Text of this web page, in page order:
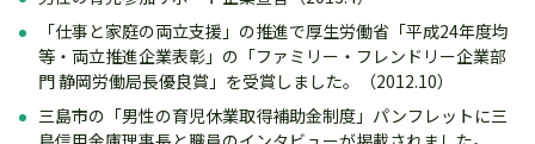
「仕事と家庭の両立支援」の推進で厚生労働省「平成24年度均
等・両立推進企業表彰」の「ファミリー・フレンドリー企業部
門 静岡労働局長優良賞」を受賞しました。（2012.10）
三島市の「男性の育児休業取得補助金制度」パンフレットに三